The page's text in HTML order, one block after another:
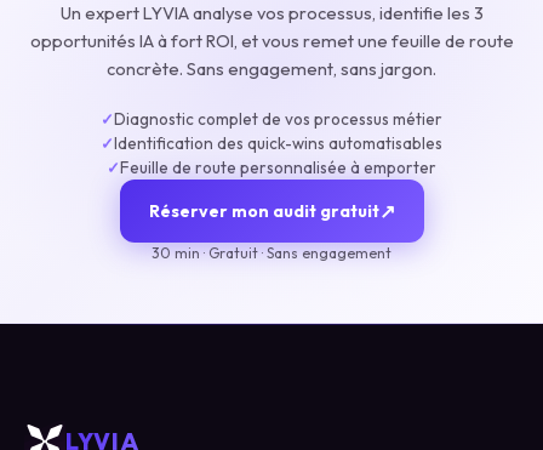
Un expert LYVIA analyse vos processus, identifie les 3
opportunités IA à fort ROI, et vous remet une feuille de route
concrète. Sans engagement, sans jargon.
✓Diagnostic complet de vos processus métier
✓Identification des quick-wins automatisables
✓Feuille de route personnalisée à emporter
Réserver mon audit gratuit↗
30 min · Gratuit · Sans engagement
LYVIA